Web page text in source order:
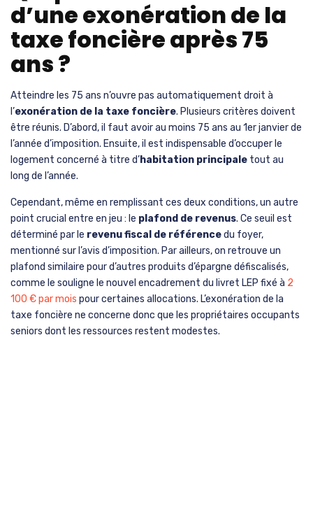
d’une exonération de la
taxe foncière après 75
ans ?
Atteindre les 75 ans n’ouvre pas automatiquement droit à
l’exonération de la taxe foncière. Plusieurs critères doivent
être réunis. D’abord, il faut avoir au moins 75 ans au 1er janvier de
l’année d’imposition. Ensuite, il est indispensable d’occuper le
logement concerné à titre d’habitation principale tout au
long de l’année.
Cependant, même en remplissant ces deux conditions, un autre
point crucial entre en jeu : le plafond de revenus. Ce seuil est
déterminé par le revenu fiscal de référencedu foyer,
mentionné sur l’avis d’imposition. Par ailleurs, on retrouve un
plafond similaire pour d’autres produits d’épargne défiscalisés,
comme le souligne le nouvel encadrement du livret LEP fixé à 2
100 € par mois pour certaines allocations. L’exonération de la
taxe foncière ne concerne donc que les propriétaires occupants
seniors dont les ressources restent modestes.